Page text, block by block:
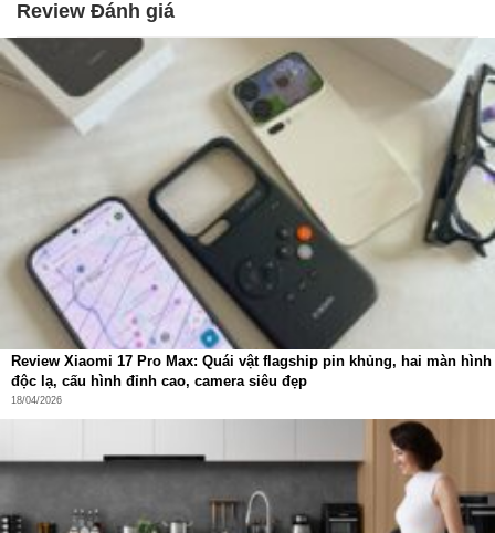
Review Đánh giá
Review Xiaomi 17 Pro Max: Quái vật flagship pin khủng, hai màn hình
độc lạ, cấu hình đỉnh cao, camera siêu đẹp
18/04/2026